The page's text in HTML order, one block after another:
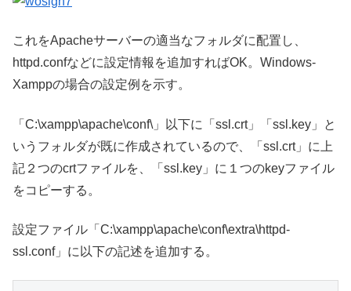
これをApacheサーバーの適当なフォルダに配置し、
httpd.confなどに設定情報を追加すればOK。Windows-
Xamppの場合の設定例を示す。
「C:\xampp\apache\conf\」以下に「ssl.crt」「ssl.key」と
いうフォルダが既に作成されているので、「ssl.crt」に上
記２つのcrtファイルを、「ssl.key」に１つのkeyファイル
をコピーする。
設定ファイル「C:\xampp\apache\conf\extra\httpd-
ssl.conf」に以下の記述を追加する。